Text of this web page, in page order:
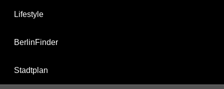
Lifestyle
BerlinFinder
Stadtplan